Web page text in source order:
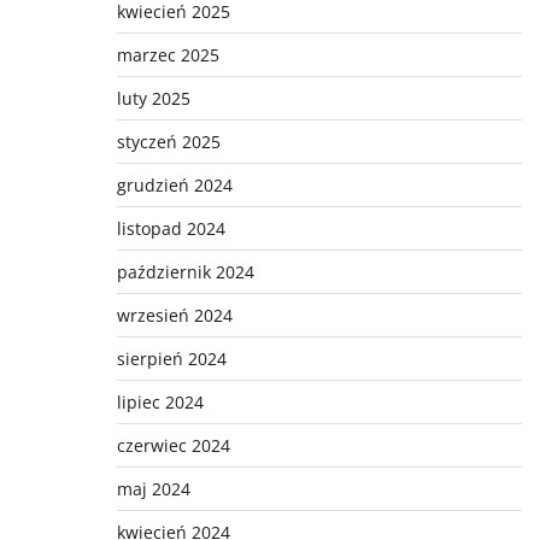
kwiecień 2025
marzec 2025
luty 2025
styczeń 2025
grudzień 2024
listopad 2024
październik 2024
wrzesień 2024
sierpień 2024
lipiec 2024
czerwiec 2024
maj 2024
kwiecień 2024